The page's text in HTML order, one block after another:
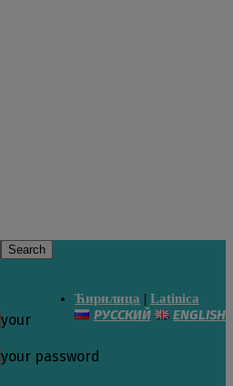
Ћирилица | Latinica
РУССКИЙ ENGLISH
your
your password